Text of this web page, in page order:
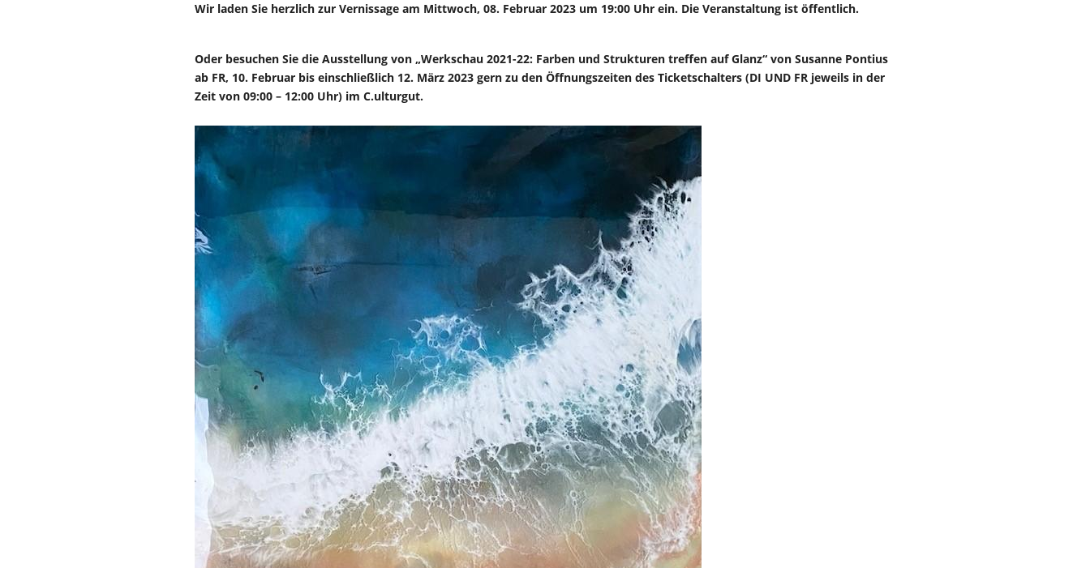
Wir laden Sie herzlich zur Vernissage am Mittwoch, 08. Februar 2023 um 19:00 Uhr ein. Die Veranstaltung ist öffentlich.
Oder besuchen Sie die Ausstellung von „Werkschau 2021-22: Farben und Strukturen treffen auf Glanz“ von Susanne Pontius
ab FR, 10. Februar bis einschließlich 12. März 2023 gern zu den Öffnungszeiten des Ticketschalters (DI UND FR jeweils in der
Zeit von 09:00 – 12:00 Uhr) im C.ulturgut.